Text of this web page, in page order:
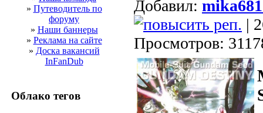
» Путеводитель по
форуму
» Наши баннеры
» Реклама на сайте
» Доска вакансий
InFanDub
Облако тегов
Добавил:
|
Просмотров: